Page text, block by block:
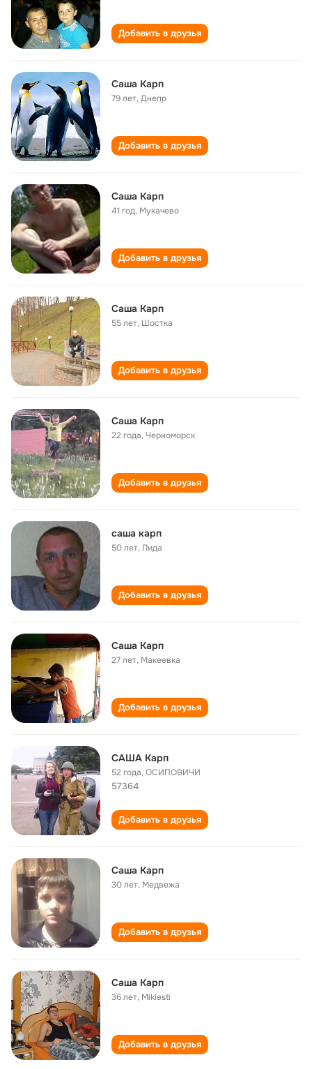
Добавить в друзья
Саша Карп
79 лет,Днепр
Добавить в друзья
Саша Карп
41 год, Мукачево
Добавить в друзья
Саша Карп
55 лет, Шостка
Добавить в друзья
Саша Карп
22 года,Черноморск
Добавить в друзья
саша карп
50 лет,Лида
Добавить в друзья
Саша Карп
27 лет, Макеевка
Добавить в друзья
CАША Карп
52 года,ОСИПОВИЧИ
57364
Добавить в друзья
Саша Карп
30 лет, Медвежа
Добавить в друзья
Саша Карп
36 лет, Miklesti
Добавить в друзья